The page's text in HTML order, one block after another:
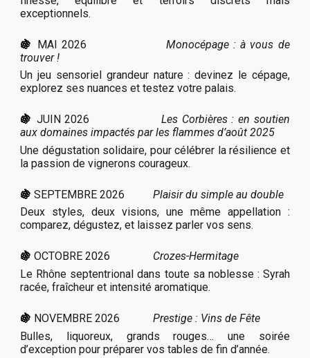
exceptionnels.
🍇 MAI 2026
Monocépage : à vous de
trouver !
Un jeu sensoriel grandeur nature : devinez le cépage,
explorez ses nuances et testez votre palais.
🍇 JUIN 2026
Les Corbières : en soutien
aux domaines impactés par les flammes d’août 2025
Une dégustation solidaire, pour célébrer la résilience et
la passion de vignerons courageux.
🍇SEPTEMBRE 2026
Plaisir du simple au double
Deux styles, deux visions, une même appellation :
comparez, dégustez, et laissez parler vos sens.
🍇OCTOBRE 2026
Crozes-Hermitage
Le Rhône septentrional dans toute sa noblesse : Syrah
racée, fraîcheur et intensité aromatique.
🍇 NOVEMBRE 2026
Prestige : Vins de Fête
Bulles, liquoreux, grands rouges… une soirée
d’exception pour préparer vos tables de fin d’année.